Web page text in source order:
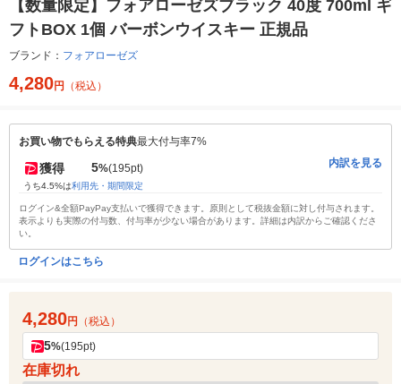
【数量限定】フォアローゼズブラック 40度 700ml ギ
フトBOX 1個 バーボンウイスキー 正規品
ブランド： フォアローゼズ
4,280円 （税込）
お買い物でもらえる特典最大付与率7%
獲得 5%(195pt)
うち4.5%は利用先・期間限定
内訳を見る
ログイン&全額PayPay支払いで獲得できます。原則として税抜金額に対し付与されます。
表示よりも実際の付与数、付与率が少ない場合があります。詳細は内訳からご確認くださ
い。
ログインはこちら
4,280円 （税込）
5%(195pt)
在庫切れ